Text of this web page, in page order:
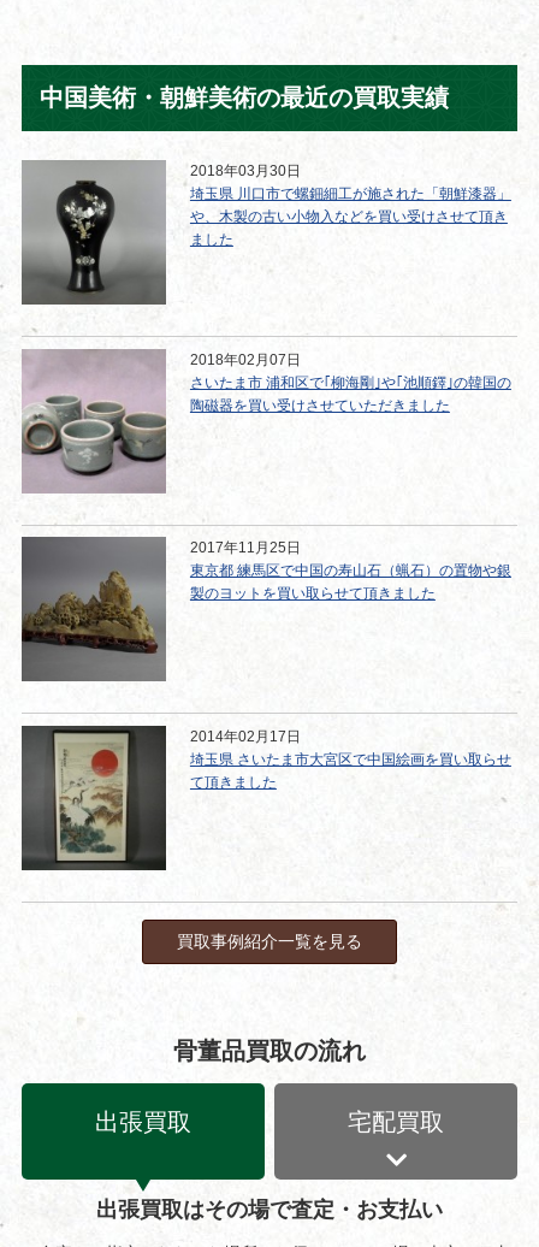
中国美術・朝鮮美術の最近の買取実績
2018年03月30日
埼玉県 川口市で螺鈿細工が施された「朝鮮漆器」
や、木製の古い小物入などを買い受けさせて頂き
ました
2018年02月07日
さいたま市 浦和区で｢柳海剛｣や｢池順鐸｣の韓国の
陶磁器を買い受けさせていただきました
2017年11月25日
東京都 練馬区で中国の寿山石（蝋石）の置物や銀
製のヨットを買い取らせて頂きました
2014年02月17日
埼玉県 さいたま市大宮区で中国絵画を買い取らせ
て頂きました
買取事例紹介一覧を見る
骨董品買取の流れ
出張買取 宅配買取
出張買取はその場で査定・お支払い